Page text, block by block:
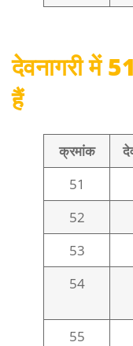
देवनागरी में
हैं
क्रमांक
51
52
53
54
55